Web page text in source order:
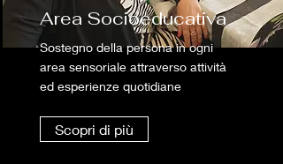
Area Socioeducativa
Sostegno della persona in ogni
area sensoriale attraverso attività
ed esperienze quotidiane
Scopri di più